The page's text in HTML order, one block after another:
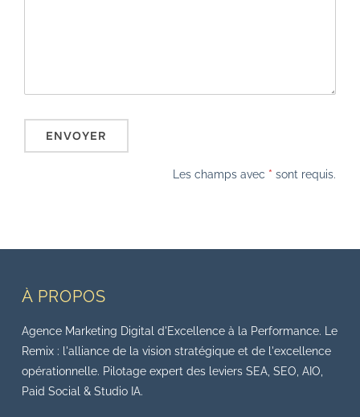
Les champs avec * sont requis.
À PROPOS
Agence Marketing Digital d'Excellence à la Performance. Le
Remix : l'alliance de la vision stratégique et de l'excellence
opérationnelle. Pilotage expert des leviers SEA, SEO, AIO,
Paid Social & Studio IA.